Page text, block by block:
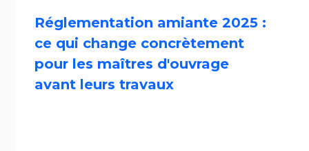
Réglementation amiante 2025 :
ce qui change concrètement
pour les maîtres d'ouvrage
avant leurs travaux